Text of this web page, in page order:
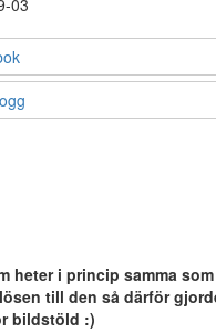
03
heter i princip samma som
till den så därför
bildstöld :)